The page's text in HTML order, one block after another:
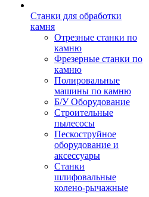
Станки для обработки
камня
Отрезные станки по
камню
Фрезерные станки по
камню
Полировальные
машины по камню
Б/У Оборудование
Строительные
пылесосы
Пескоструйное
оборудование и
аксессуары
Станки
шлифовальные
колено-рычажные